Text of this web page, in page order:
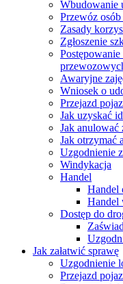
Wbudowanie
Przewóz
Zasady
Zgłoszenie
Postępowanie
Awaryjne
Wniosek o
Przejazd
Jak uzyskać
Jak
Jak otrzymać
Uzgodnienie
Windykacja
Handel
Handel
Handel
Dostęp do
Jak załatwić sprawę
Uzgodnienie
Przejazd